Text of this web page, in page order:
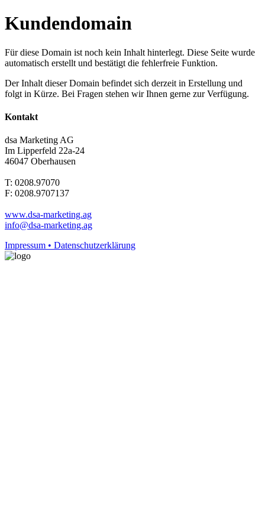
Kundendomain
Für diese Domain ist noch kein Inhalt hinterlegt. Diese Seite wurde
automatisch erstellt und bestätigt die fehlerfreie Funktion.
Der Inhalt dieser Domain befindet sich derzeit in Erstellung und
folgt in Kürze. Bei Fragen stehen wir Ihnen gerne zur Verfügung.
Kontakt
dsa Marketing AG
Im Lipperfeld 22a-24
46047 Oberhausen
T: 0208.97070
F: 0208.9707137
www.dsa-marketing.ag
info@dsa-marketing.ag
Impressum • Datenschutzerklärung